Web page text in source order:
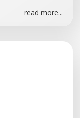
read more...